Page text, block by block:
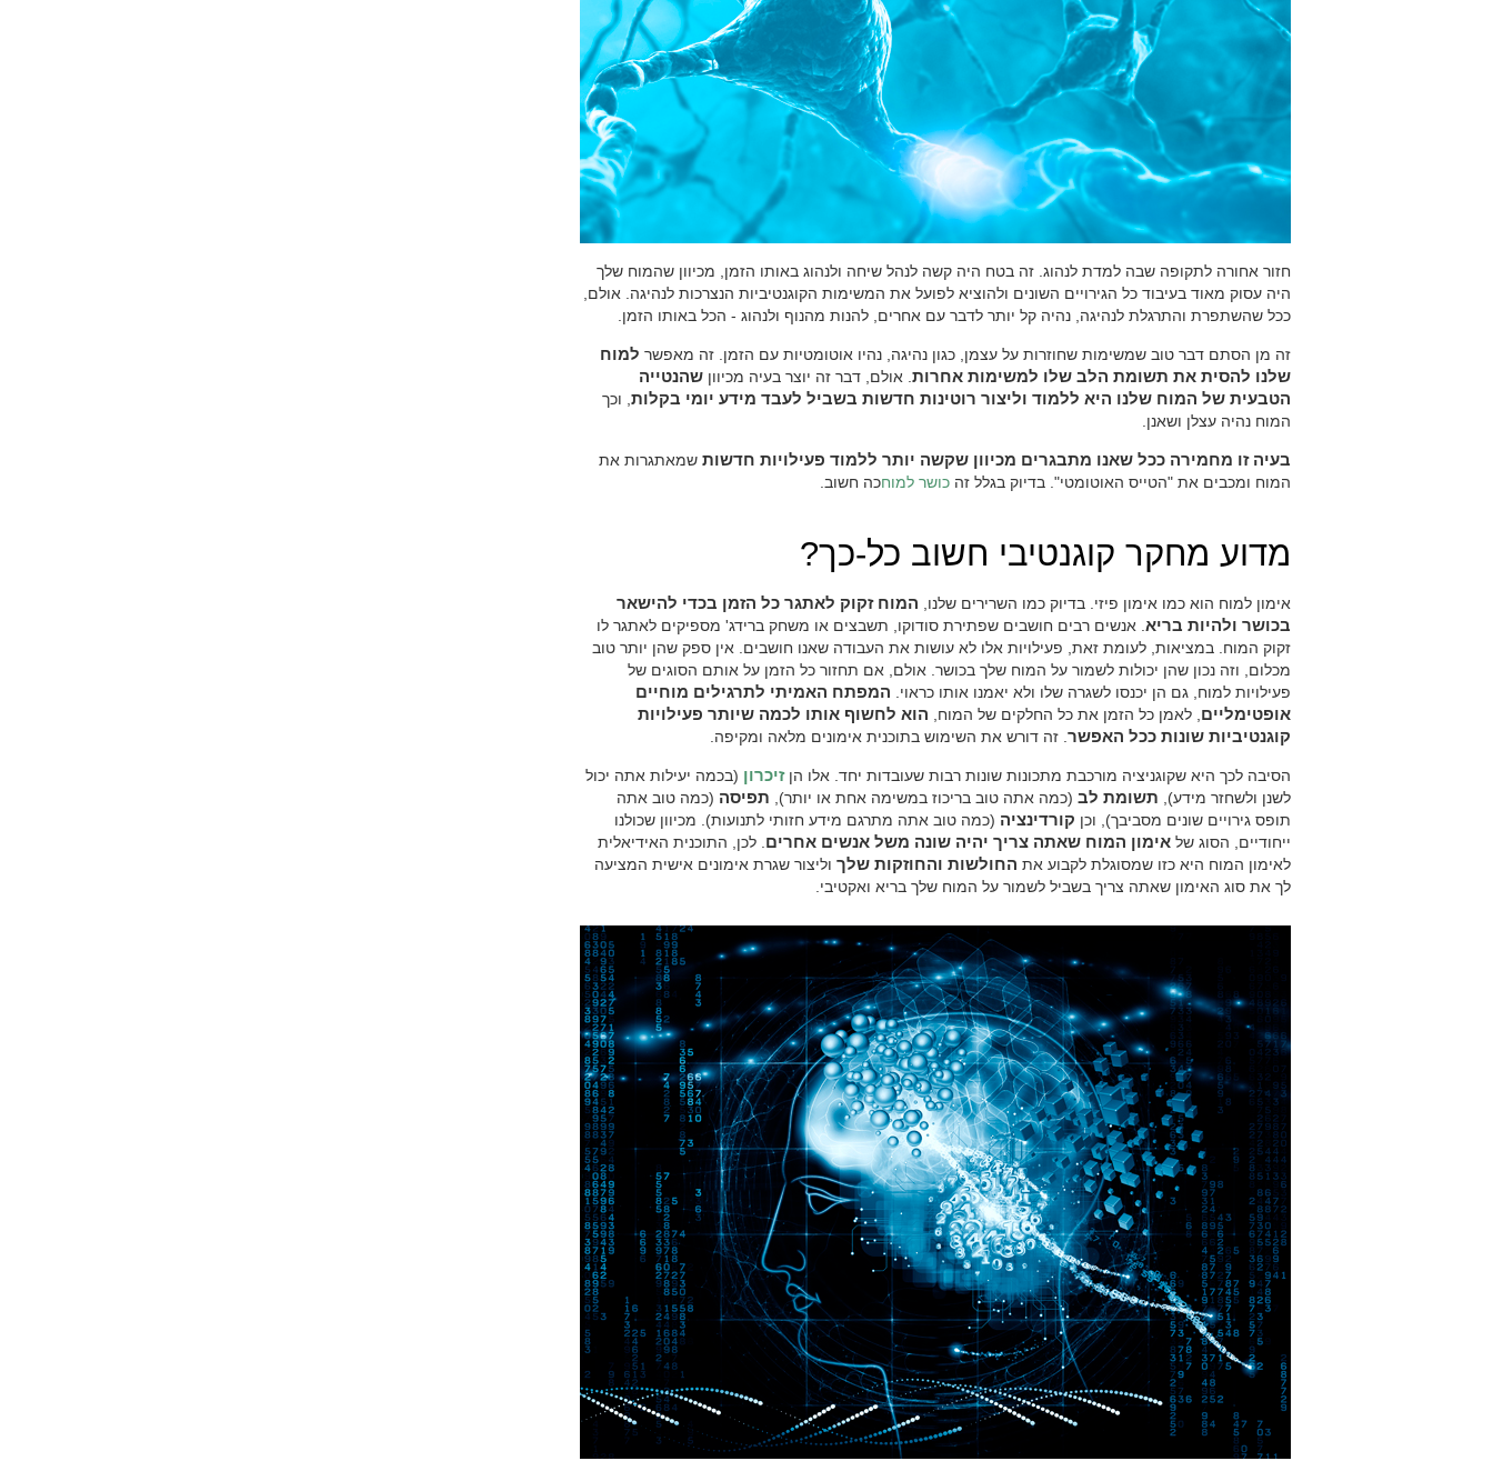
חזור אחורה לתקופה שבה למדת לנהוג. זה בטח היה קשה לנהל שיחה ולנהוג באותו הזמן, מכיוון שהמוח שלך
היה עסוק מאוד בעיבוד כל הגירויים השונים ולהוציא לפועל את המשימות הקוגנטיביות הנצרכות לנהיגה. אולם,
ככל שהשתפרת והתרגלת לנהיגה, נהיה קל יותר לדבר עם אחרים, להנות מהנוף ולנהוג - הכל באותו הזמן.
זה מן הסתם דבר טוב שמשימות שחוזרות על עצמן, כגון נהיגה, נהיו אוטומטיות עם הזמן. זה מאפשר למוח
שלנו להסית את תשומת הלב שלו למשימות אחרות . אולם, דבר זה יוצר בעיה מכיוון שהנטייה
הטבעית של המוח שלנו היא ללמוד וליצור רוטינות חדשות בשביל לעבד מידע יומי בקלות , וכך
המוח נהיה עצלן ושאנן.
בעיה זו מחמירה ככל שאנו מתבגרים מכיוון שקשה יותר ללמוד פעילויות חדשות שמאתגרות את
המוח ומכבים את "הטייס האוטומטי". בדיוק בגלל זה כושר למוחכה חשוב.
מדוע מחקר קוגנטיבי חשוב כל-כך?
אימון למוח הוא כמו אימון פיזי. בדיוק כמו השרירים שלנו, המוח זקוק לאתגר כל הזמן בכדי להישאר
בכושר ולהיות בריא . אנשים רבים חושבים שפתירת סודוקו, תשבצים או משחק ברידג' מספיקים לאתגר לו
זקוק המוח. במציאות, לעומת זאת, פעילויות אלו לא עושות את העבודה שאנו חושבים. אין ספק שהן יותר טוב
מכלום, וזה נכון שהן יכולות לשמור על המוח שלך בכושר. אולם, אם תחזור כל הזמן על אותם הסוגים של
פעילויות למוח, גם הן יכנסו לשגרה שלו ולא יאמנו אותו כראוי. המפתח האמיתי לתרגילים מוחיים
אופטימליים , לאמן כל הזמן את כל החלקים של המוח, הוא לחשוף אותו לכמה שיותר פעילויות
קוגנטיביות שונות ככל האפשר . זה דורש את השימוש בתוכנית אימונים מלאה ומקיפה.
הסיבה לכך היא שקוגניציה מורכבת מתכונות שונות רבות שעובדות יחד. אלו הןזיכרון (בכמה יעילות אתה יכול
לשנן ולשחזר מידע), תשומת לב (כמה אתה טוב בריכוז במשימה אחת או יותר), תפיסה (כמה טוב אתה
תופס גירויים שונים מסביבך), וכן קורדינציה (כמה טוב אתה מתרגם מידע חזותי לתנועות). מכיוון שכולנו
ייחודיים, הסוג של אימון המוח שאתה צריך יהיה שונה משל אנשים אחרים . לכן, התוכנית האידיאלית
לאימון המוח היא כזו שמסוגלת לקבוע את החולשות והחוזקות שלך וליצור שגרת אימונים אישית המציעה
לך את סוג האימון שאתה צריך בשביל לשמור על המוח שלך בריא ואקטיבי.